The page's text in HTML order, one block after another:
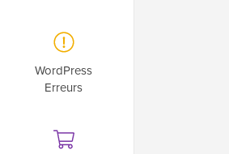
WordPress
Erreurs